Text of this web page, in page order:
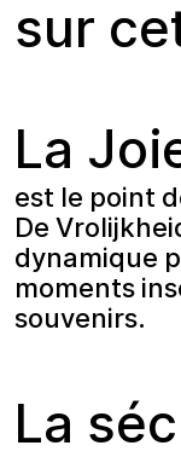
sur
La
est le point
De
dynamique
moments
souvenirs.
La